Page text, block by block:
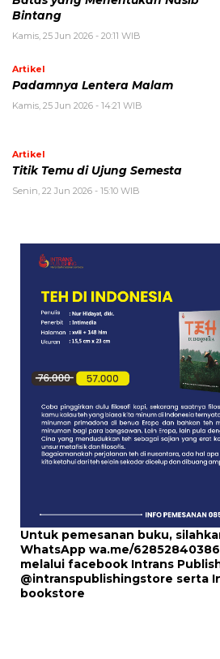
Bintang
Kamis, 25 Jun 2026 - 20:11 WIB
Artikel
Padamnya Lentera Malam
Kamis, 25 Jun 2026 - 14:21 WIB
Artikel
Titik Temu di Ujung Semesta
Senin, 22 Jun 2026 - 15:10 WIB
Untuk pemesanan buku,
WhatsApp wa.me/
melalui facebook Intrans
@intranspublishingstore serta
bookstore